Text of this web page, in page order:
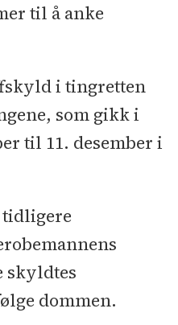
til å anke
i tingretten
som gikk i
til 11. desember i
skyldtes
dommen.